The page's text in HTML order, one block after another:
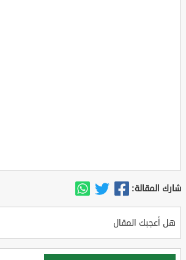
شارك المقالة:
هل أعجبك المقال